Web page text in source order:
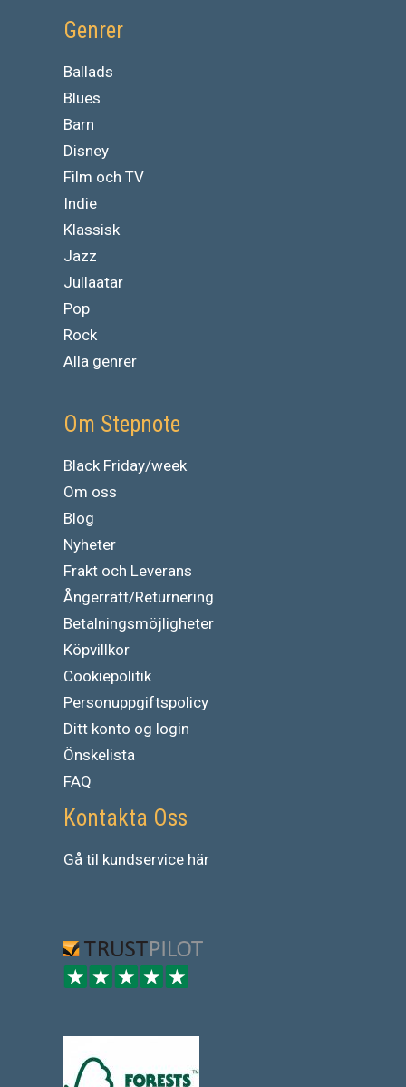
Genrer
Ballads
Blues
Barn
Disney
Film och TV
Indie
Klassisk
Jazz
Jullaatar
Pop
Rock
Alla genrer
Om Stepnote
Black Friday/week
Om oss
Blog
Nyheter
Frakt och Leverans
Ångerrätt/Returnering
Betalningsmöjligheter
Köpvillkor
Cookiepolitik
Personuppgiftspolicy
Ditt konto og login
Önskelista
FAQ
Kontakta Oss
Gå til kundservice här